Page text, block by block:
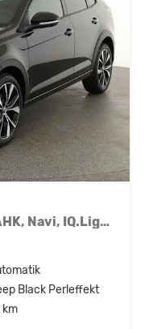
R-Line 1.5 TSI DSG R-LINE, AHK, Navi, IQ.Light, Kamera, ACC, Winter
Black Perleffekt
km